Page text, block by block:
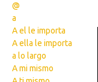
@
a
A el le importa
A ella le importa
a lo largo
A mi mismo